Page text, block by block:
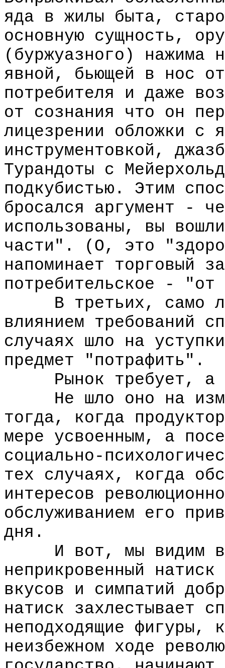
яда в жилы быта,
основную сущность,
(буржуазного) нажима
явной, бьющей в нос
потребителя и даже
от сознания что он
лицезрении обложки с
инструментовкой,
Турандоты с
подкубистью. Этим
бросался аргумент -
использованы, вы
части". (О, это
напоминает торговый
потребительское - "от
В третьих, само
влиянием требований
случаях шло на
предмет "потрафить".
Рынок требует, а
Не шло оно на
тогда, когда
мере усвоенным, а
социально-
тех случаях, когда
интересов
обслуживанием его
дня.
И вот, мы видим в
неприкровенный
вкусов и симпатий
натиск захлестывает
неподходящие фигуры,
неизбежном ходе